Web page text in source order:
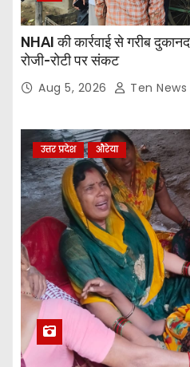
NHAI की कार्रवाई से गरीब
रोजी-रोटी पर संकट
Aug 5, 2026 Ten
उत्तर प्रदेश औरेया